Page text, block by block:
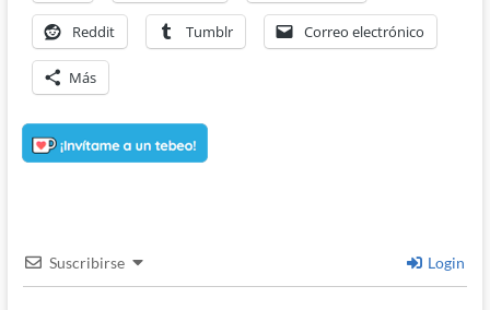
Reddit Tumblr Correo electrónico
Más
Suscribirse Login